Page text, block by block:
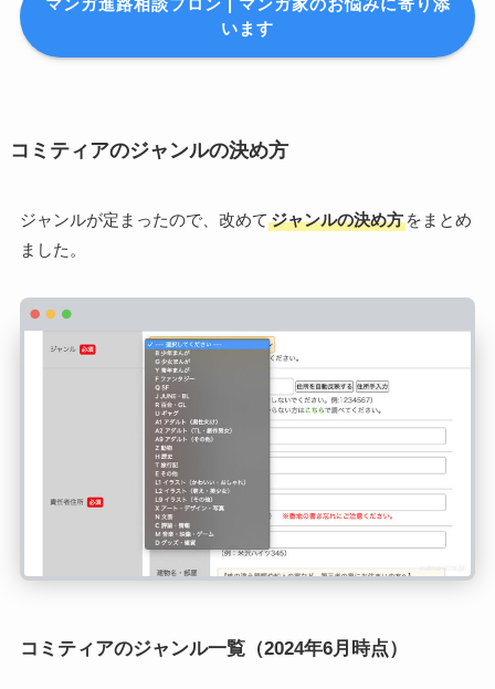
マンガ進路相談フロン | マンガ家のお悩みに寄り添
います
コミティアのジャンルの決め方
ジャンルが定まったので、改めて ジャンルの決め方をまとめ
ました。
コミティアのジャンル一覧（2024年6月時点）